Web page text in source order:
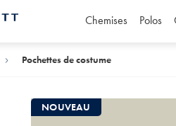
Chemises Polos
Pochettes de costume
NOUVEAU